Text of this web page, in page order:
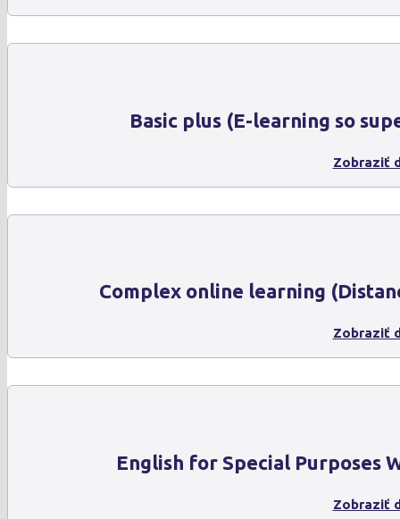
Basic plus (E-learning so
Zobraziť
Complex online learning
Zobraziť
English for Special Purposes
Zobraziť